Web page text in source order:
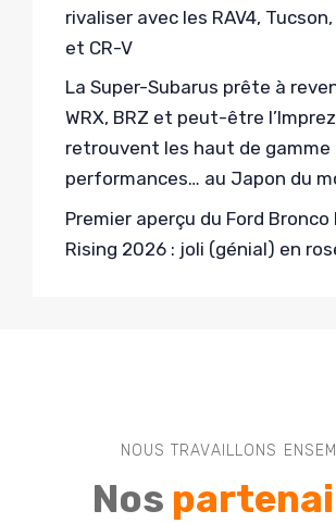
rivaliser avec les RAV4,
et CR-V
La Super-Subarus prête à
WRX, BRZ et peut-être
retrouvent les haut de gamme
performances… au Japon du
Premier aperçu du Ford Bronco
Rising 2026 : joli (génial) en
NOUS TRAVAILLONS
Nos